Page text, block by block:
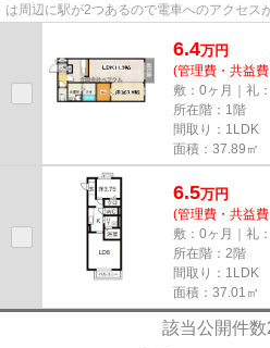
は周辺に駅が2つあるので電車へのアクセス
6.4万円
(管理費・共益
敷：0ヶ月｜礼
所在階：1階
間取り：1LDK
面積：37.89㎡
6.5万円
(管理費・共益
敷：0ヶ月｜礼
所在階：2階
間取り：1LDK
面積：37.01㎡
該当公開件数